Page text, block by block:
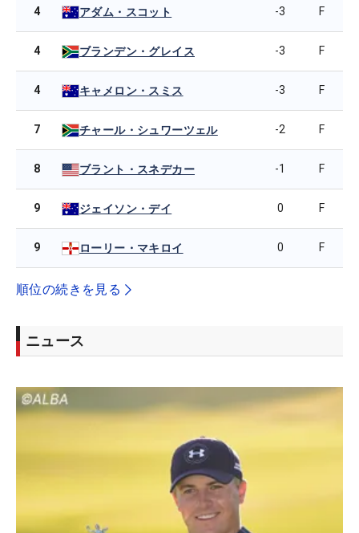
4 アダム・スコット -3 F
4 ブランデン・グレイス -3 F
4 キャメロン・スミス -3 F
7 チャール・シュワーツェル -2 F
8 ブラント・スネデカー -1 F
9 ジェイソン・デイ 0 F
9 ローリー・マキロイ 0 F
順位の続きを見る
ニュース